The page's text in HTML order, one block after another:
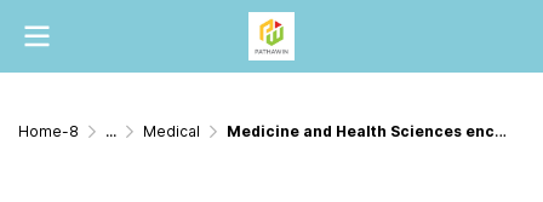
Home-8 ... Medical Medicine and Health Sciences encompass a wide range.